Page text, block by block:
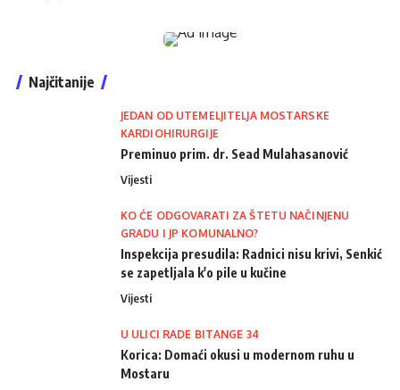
Najčitanije
JEDAN OD UTEMELJITELJA MOSTARSKE
KARDIOHIRURGIJE
Preminuo prim. dr. Sead Mulahasanović
Vijesti
KO ĆE ODGOVARATI ZA ŠTETU NAČINJENU
GRADU I JP KOMUNALNO?
Inspekcija presudila: Radnici nisu krivi, Senkić
se zapetljala k'o pile u kučine
Vijesti
U ULICI RADE BITANGE 34
Korica: Domaći okusi u modernom ruhu u
Mostaru